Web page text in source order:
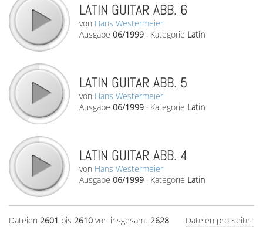
LATIN GUITAR ABB. 6
von Hans Westermeier
Ausgabe 06/1999 · Kategorie Latin
LATIN GUITAR ABB. 5
von Hans Westermeier
Ausgabe 06/1999 · Kategorie Latin
LATIN GUITAR ABB. 4
von Hans Westermeier
Ausgabe 06/1999 · Kategorie Latin
Dateien pro Seite:
Dateien 2601 bis 2610 von insgesamt 2628